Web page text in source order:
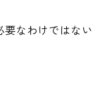
要なわけではない